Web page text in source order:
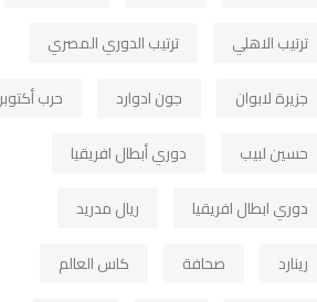
ترتيب الاهلي
ترتيب الدوري المصري
جزيرة لابوان
جون ادوارد
حرب أكتوبر
حسين لبيب
دوري أبطال افريقيا
دوري ابطال افريقيا
ريال مدريد
رينارد
صحافة
كاس العالم